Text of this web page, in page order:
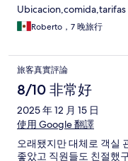
Roberto，7 晚旅行
旅客真實評論
8/10 非常好
2025 年 12 月 15 日
使用 Google 翻譯
오래됐지만 대체로 객실
좋았고 직원들도 친절했